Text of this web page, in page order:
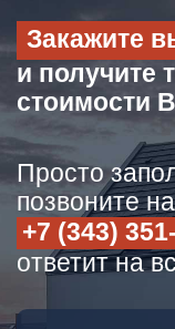
Закажите
и получите
стоимости
Просто
позвоните
+7 (343)
ответит на